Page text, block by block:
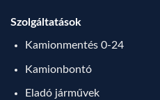
Szolgáltatások
Kamionmentés 0-24
Kamionbontó
Eladó járművek